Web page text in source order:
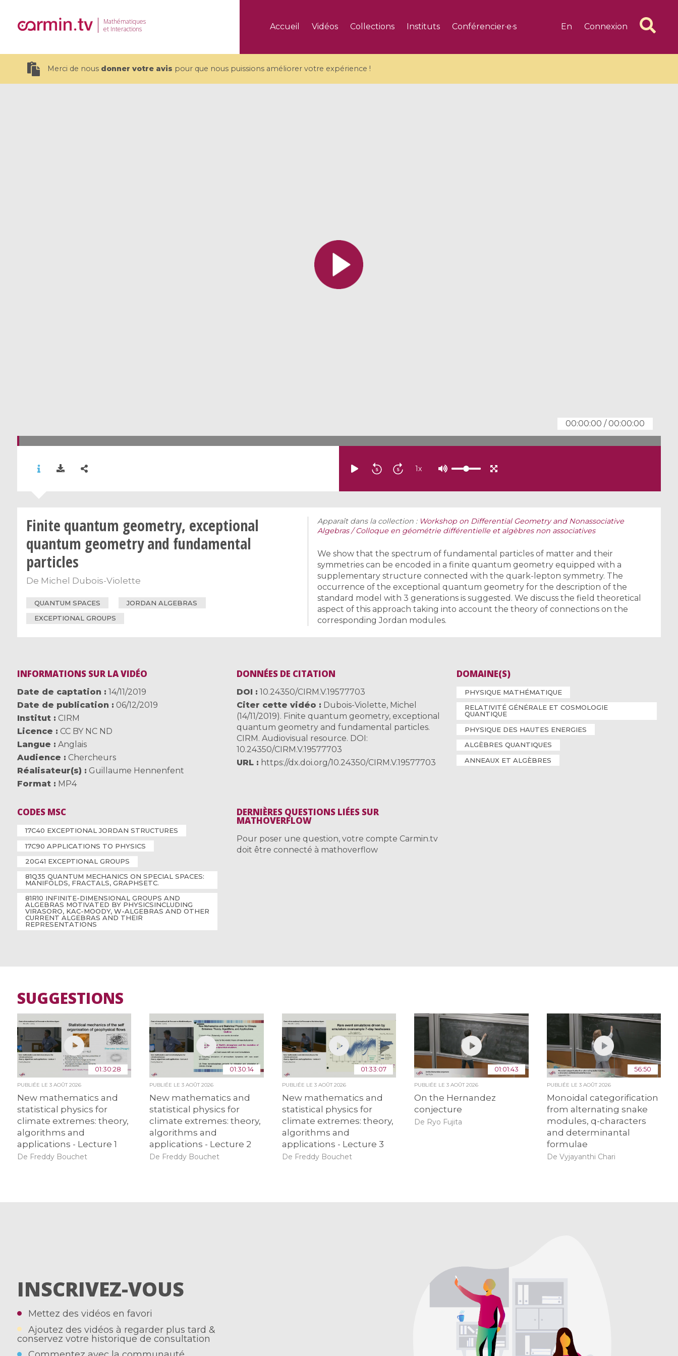
Mathématiques
et Interactions
Accueil Vidéos Collections Instituts Conférencier·e·s En Connexion
Merci de nous donner votre avis pour que nous puissions améliorer votre expérience !
Toutes les collections
Tous les instituts
00:00:00 /00:00:00
1x
Finite quantum geometry, exceptional
quantum geometry and fundamental
particles
De Michel Dubois-Violette
QUANTUM SPACES
JORDAN ALGEBRAS
EXCEPTIONAL GROUPS
Apparaît dans la collection : Workshop on Differential Geometry and Nonassociative
Algebras / Colloque en géométrie différentielle et algèbres non associatives
We show that the spectrum of fundamental particles of matter and their
symmetries can be encoded in a finite quantum geometry equipped with a
supplementary structure connected with the quark-lepton symmetry. The
occurrence of the exceptional quantum geometry for the description of the
standard model with 3 generations is suggested. We discuss the field theoretical
aspect of this approach taking into account the theory of connections on the
corresponding Jordan modules.
INFORMATIONS SUR LA VIDÉO
Date de captation
14/11/2019
Date de publication
06/12/2019
Institut
CIRM
Licence
CC BY NC ND
Langue
Anglais
Audience
Chercheurs
Réalisateur(s)
Guillaume Hennenfent
Format
MP4
DONNÉES DE CITATION
DOI
10.24350/CIRM.V.19577703
Citer cette vidéo
Dubois-Violette, Michel
(14/11/2019). Finite quantum geometry, exceptional
quantum geometry and fundamental particles.
CIRM. Audiovisual resource. DOI:
10.24350/CIRM.V.19577703
URL
https://dx.doi.org/10.24350/CIRM.V.19577703
DOMAINE(S)
PHYSIQUE MATHÉMATIQUE
RELATIVITÉ GÉNÉRALE ET COSMOLOGIE
QUANTIQUE
PHYSIQUE DES HAUTES ENERGIES
ALGÈBRES QUANTIQUES
ANNEAUX ET ALGÈBRES
CODES MSC
17C40 EXCEPTIONAL JORDAN STRUCTURES
17C90 APPLICATIONS TO PHYSICS
20G41 EXCEPTIONAL GROUPS
81Q35 QUANTUM MECHANICS ON SPECIAL SPACES:
MANIFOLDS, FRACTALS, GRAPHSETC.
81R10 INFINITE-DIMENSIONAL GROUPS AND
ALGEBRAS MOTIVATED BY PHYSICSINCLUDING
VIRASORO, KAC-MOODY, W-ALGEBRAS AND OTHER
CURRENT ALGEBRAS AND THEIR
REPRESENTATIONS
DERNIÈRES QUESTIONS LIÉES SUR
MATHOVERFLOW
Pour poser une question, votre compte Carmin.tv
doit être connecté à mathoverflow
SUGGESTIONS
01:30:28
PUBLIÉE LE 3 AOÛT 2026
New mathematics and
statistical physics for
climate extremes: theory,
algorithms and
applications - Lecture 1
De Freddy Bouchet
01:30:14
PUBLIÉE LE3 AOÛT 2026
New mathematics and
statistical physics for
climate extremes: theory,
algorithms and
applications - Lecture 2
De Freddy Bouchet
01:33:07
PUBLIÉE LE 3 AOÛT 2026
New mathematics and
statistical physics for
climate extremes: theory,
algorithms and
applications - Lecture 3
De Freddy Bouchet
01:01:43
PUBLIÉE LE3 AOÛT 2026
On the Hernandez
conjecture
De Ryo Fujita
56:50
PUBLIÉE LE 3 AOÛT 2026
Monoidal categorification
from alternating snake
modules, q-characters
and determinantal
formulae
De Vyjayanthi Chari
INSCRIVEZ-VOUS
Mettez des vidéos en favori
Ajoutez des vidéos à regarder plus tard &
conservez votre historique de consultation